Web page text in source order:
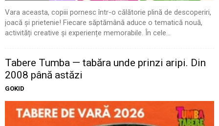
Vara aceasta, copiii pornesc într-o călătorie plină de descoperiri,
joacă și prietenie! Fiecare săptămână aduce o tematică nouă,
activități creative și experiențe memorabile. În cele...
Tabere Tumba — tabăra unde prinzi aripi. Din
2008 până astăzi
GOKID